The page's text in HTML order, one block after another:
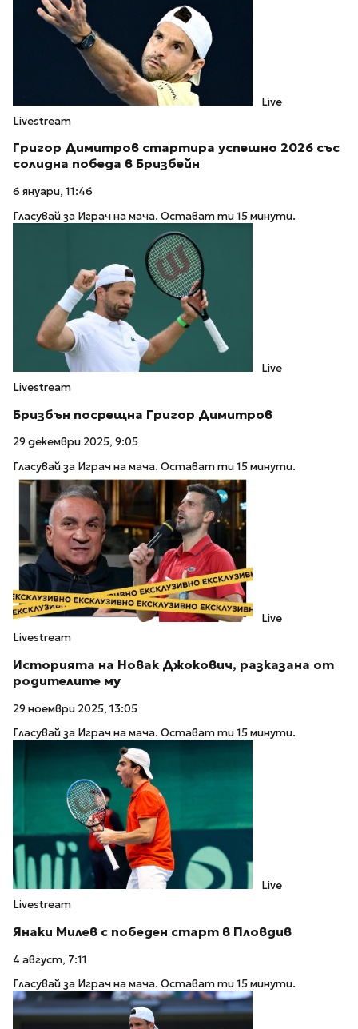
Live
Livestream
Григор Димитров стартира успешно 2026 със
солидна победа в Бризбейн
6 януари, 11:46
Гласувай за Играч на мача. Остават ти 15 минути.
Live
Livestream
Бризбън посрещна Григор Димитров
29 декември 2025, 9:05
Гласувай за Играч на мача. Остават ти 15 минути.
Live
Livestream
Историята на Новак Джокович, разказана от
родителите му
29 ноември 2025, 13:05
Гласувай за Играч на мача. Остават ти 15 минути.
Live
Livestream
Янаки Милев с победен старт в Пловдив
4 август, 7:11
Гласувай за Играч на мача. Остават ти 15 минути.